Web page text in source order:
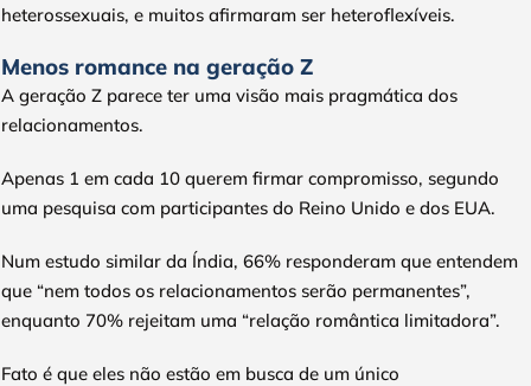
heterossexuais, e muitos afirmaram ser heteroflexíveis.
Menos romance na geração Z
A geração Z parece ter uma visão mais pragmática dos
relacionamentos.
Apenas 1 em cada 10 querem firmar compromisso, segundo
uma pesquisa com participantes do Reino Unido e dos EUA.
Num estudo similar da Índia, 66% responderam que entendem
que “nem todos os relacionamentos serão permanentes”,
enquanto 70% rejeitam uma “relação romântica limitadora”.
Fato é que eles não estão em busca de um único